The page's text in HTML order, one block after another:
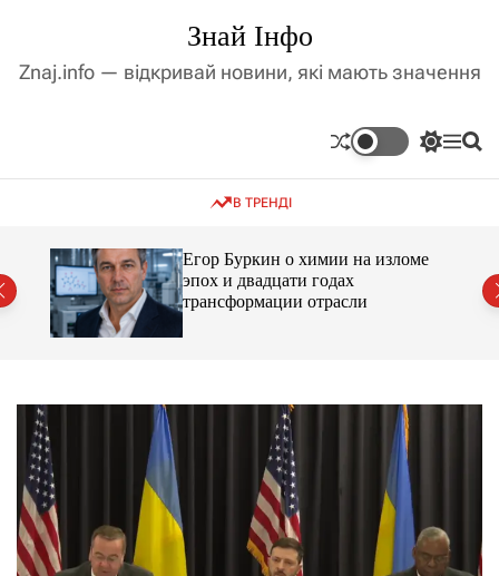
д
і
с
Знай Інфо
Znaj.info — відкривай новини, які мають значення
П
к
р
о
в
о
о
р
е
ж
М П
В ТРЕНДІ
Егор Буркин о химии на изломе
эпох и двадцати годах
трансформации отрасли